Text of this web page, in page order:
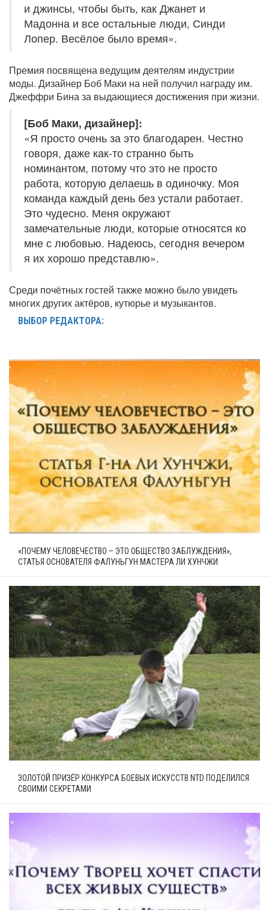
и джинсы, чтобы быть, как Джанет и
Мадонна и все остальные люди, Синди
Лопер. Весёлое было время».
Премия посвящена ведущим деятелям индустрии
моды. Дизайнер Боб Маки на ней получил награду им.
Джеффри Бина за выдающиеся достижения при жизни.
[Боб Маки, дизайнер]:
«Я просто очень за это благодарен. Честно
говоря, даже как-то странно быть
номинантом, потому что это не просто
работа, которую делаешь в одиночку. Моя
команда каждый день без устали работает.
Это чудесно. Меня окружают
замечательные люди, которые относятся ко
мне с любовью. Надеюсь, сегодня вечером
я их хорошо представлю».
Среди почётных гостей также можно было увидеть
многих других актёров, кутюрье и музыкантов.
ВЫБОР РЕДАКТОРА:
«ПОЧЕМУ ЧЕЛОВЕЧЕСТВО – ЭТО ОБЩЕСТВО ЗАБЛУЖДЕНИЯ»,
СТАТЬЯ ОСНОВАТЕЛЯ ФАЛУНЬГУН МАСТЕРА ЛИ ХУНЧЖИ
ЗОЛОТОЙ ПРИЗЁР КОНКУРСА БОЕВЫХ ИСКУССТВ NTD ПОДЕЛИЛСЯ
СВОИМИ СЕКРЕТАМИ